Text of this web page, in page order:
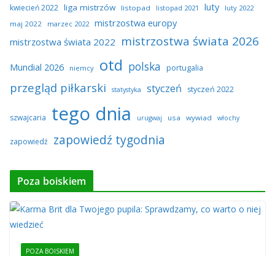
kwiecień 2022 liga mistrzów listopad listopad 2021 luty
luty 2022
maj 2022
marzec 2022 mistrzostwa europy
mistrzostwa świata 2022 mistrzostwa świata 2026
Mundial 2026 niemcy otd polska portugalia
przegląd piłkarski statystyka styczeń styczeń 2022
szwajcaria tego dnia urugwaj usa wywiad włochy
zapowiedź zapowiedź tygodnia
Poza boiskiem
POZA BOISKIEM